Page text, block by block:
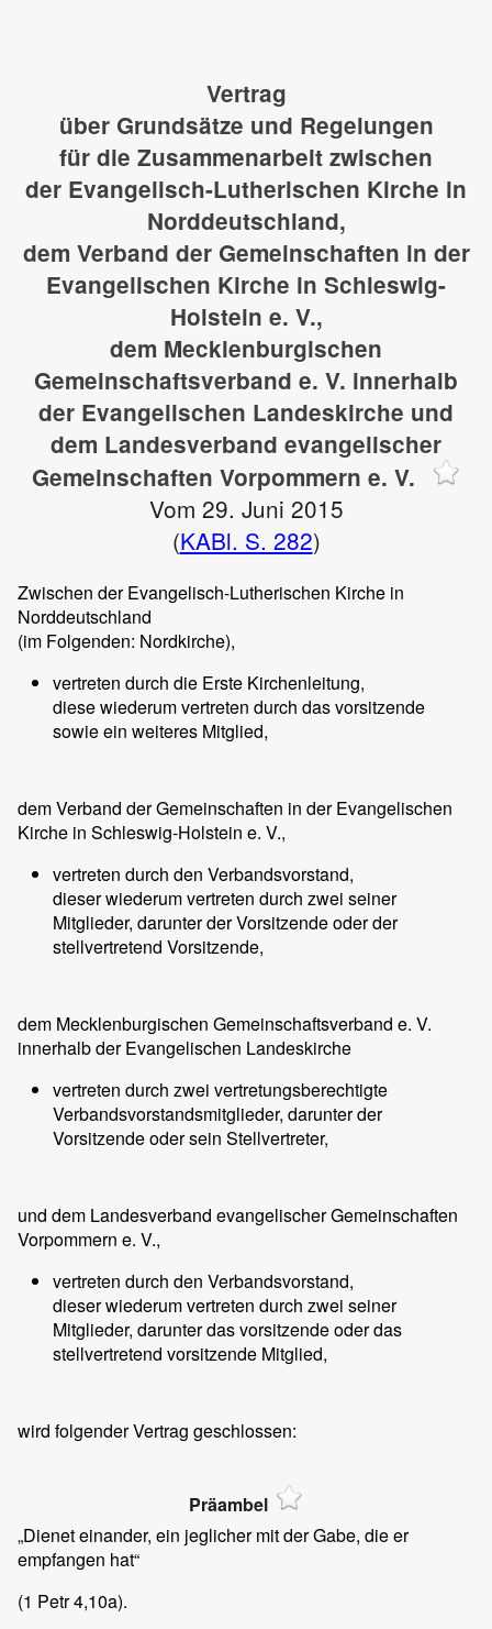
Vertrag
über Grundsätze und Regelungen
für die Zusammenarbeit zwischen
der Evangelisch-Lutherischen Kirche in
Norddeutschland,
dem Verband der Gemeinschaften in der
Evangelischen Kirche in Schleswig-
Holstein e. V.,
dem Mecklenburgischen
Gemeinschaftsverband e. V. innerhalb
der Evangelischen Landeskirche und
dem Landesverband evangelischer
Gemeinschaften Vorpommern e. V.
Vom 29. Juni 2015
(KABl. S. 282)
Zwischen der Evangelisch-Lutherischen Kirche in
Norddeutschland
(im Folgenden: Nordkirche),
vertreten durch die Erste Kirchenleitung,
diese wiederum vertreten durch das vorsitzende
sowie ein weiteres Mitglied,
dem Verband der Gemeinschaften in der Evangelischen
Kirche in Schleswig-Holstein e. V.,
vertreten durch den Verbandsvorstand,
dieser wiederum vertreten durch zwei seiner
Mitglieder, darunter der Vorsitzende oder der
stellvertretend Vorsitzende,
dem Mecklenburgischen Gemeinschaftsverband e. V.
innerhalb der Evangelischen Landeskirche
vertreten durch zwei vertretungsberechtigte
Verbandsvorstandsmitglieder, darunter der
Vorsitzende oder sein Stellvertreter,
und dem Landesverband evangelischer Gemeinschaften
Vorpommern e. V.,
vertreten durch den Verbandsvorstand,
dieser wiederum vertreten durch zwei seiner
Mitglieder, darunter das vorsitzende oder das
stellvertretend vorsitzende Mitglied,
wird folgender Vertrag geschlossen:
Präambel
„Dienet einander, ein jeglicher mit der Gabe, die er
empfangen hat“
(1 Petr 4,10a).